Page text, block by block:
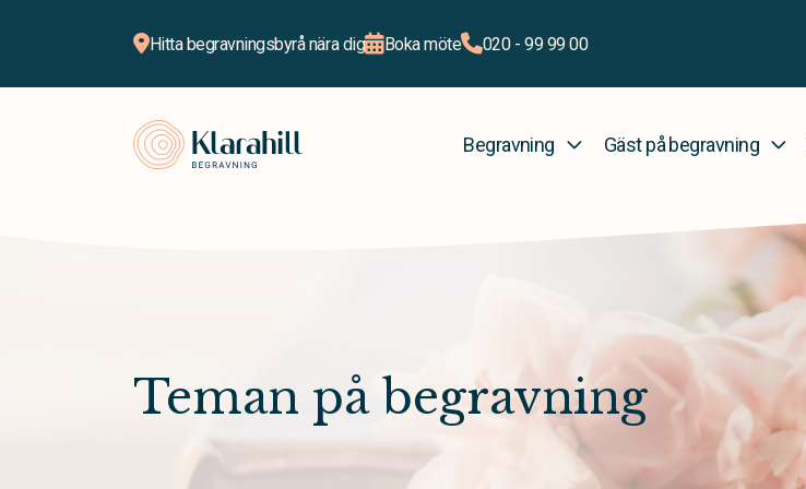
Hitta begravningsbyrå nära dig Boka möte 020 - 99 99 00
Begravning Gäst på begravning
Teman på begravning